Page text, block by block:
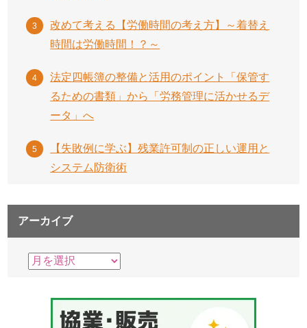
改めて考える【労働時間の考え方】～着替え
時間は労働時間！？～
法定四帳簿の整備と活用のポイント「保管す
るための書類」から「労務管理に活かせるデ
ータ」へ
【失敗例に学ぶ】残業許可制の正しい運用と
システム防衛術
アーカイブ